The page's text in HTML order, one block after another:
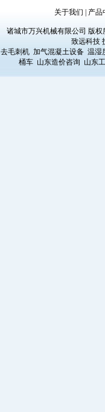
关于我们 产品
诸城市万兴机械有限公司 版权
致远科技
去毛刺机 加气混凝土设备 温湿
桶车 山东造价咨询 山东